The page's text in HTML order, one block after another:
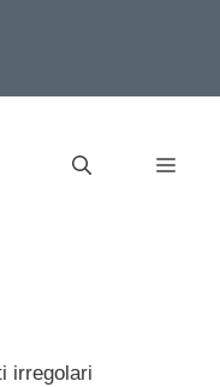
irregolari